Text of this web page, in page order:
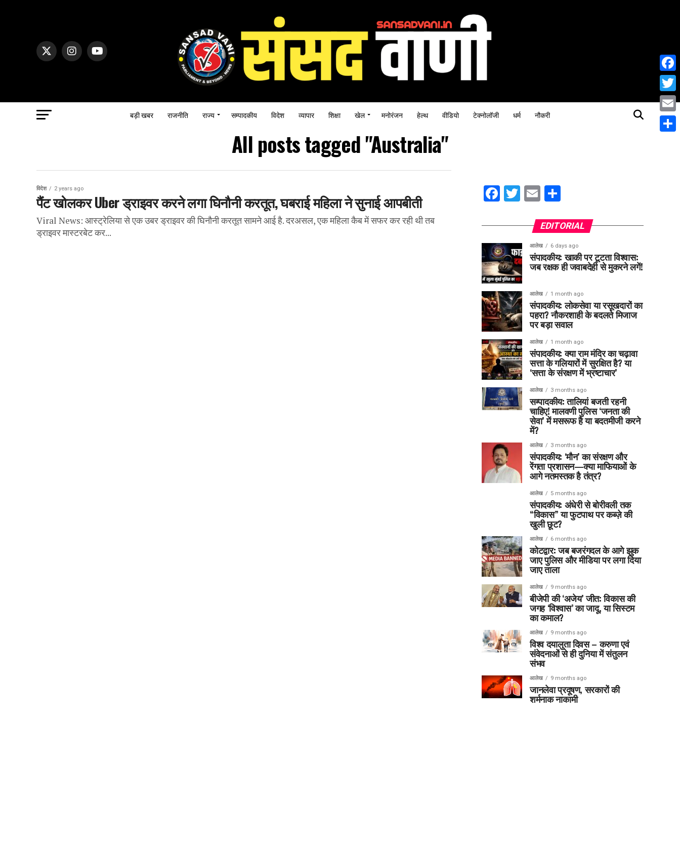
बड़ी खबर राजनीति राज्य सम्पादकीय विदेश व्यापार शिक्षा खेल मनोरंजन हेल्थ वीडियो टेक्नोलॉजी धर्म नौकरी
All posts tagged "Australia"
विदेश 2 years ago
पैंट खोलकर Uber ड्राइवर करने लगा घिनौनी करतूत, घबराई महिला ने सुनाई आपबीती
Viral News: आस्ट्रेलिया से एक उबर ड्राइवर की घिनौनी करतूत सामने आई है. दरअसल, एक महिला कैब में सफर कर रही थी तब
ड्राइवर मास्टरबेट कर...
Facebook
Twitter
Email
EDITORIAL
आलेख 6 days ago
संपादकीय: खाकी पर टूटता विश्वास:
जब रक्षक ही जवाबदेही से मुकरने लगें!
आलेख 1 month ago
संपादकीय: लोकसेवा या रसूखदारों का
पहरा? नौकरशाही के बदलते मिजाज
पर बड़ा सवाल
आलेख 1 month ago
संपादकीय: क्या राम मंदिर का चढ़ावा
सत्ता के गलियारों में सुरक्षित है? या
‘सत्ता के संरक्षण में भ्रष्टाचार’
आलेख 3 months ago
सम्पादकीय: तालियां बजती रहनी
चाहिए! मालवणी पुलिस ‘जनता की
सेवा’ में मसरूफ है या बदतमीजी करने
में?
आलेख 3 months ago
संपादकीय: ‘मौन’ का संरक्षण और
रेंगता प्रशासन—क्या माफियाओं के
आगे नतमस्तक है तंत्र?
आलेख 5 months ago
संपादकीय: अंधेरी से बोरीवली तक
“विकास” या फुटपाथ पर कब्ज़े की
खुली छूट?
आलेख 6 months ago
कोटद्वार: जब बजरंगदल के आगे झुक
जाए पुलिस और मीडिया पर लगा दिया
जाए ताला
आलेख 9 months ago
बीजेपी की ‘अजेय’ जीत: विकास की
जगह ‘विश्वास’ का जादू, या सिस्टम
का कमाल?
आलेख 9 months ago
विश्व दयालुता दिवस – करुणा एवं
संवेदनाओं से ही दुनिया में संतुलन
संभव
आलेख 9 months ago
जानलेवा प्रदूषण, सरकारों की
शर्मनाक नाकामी
Email